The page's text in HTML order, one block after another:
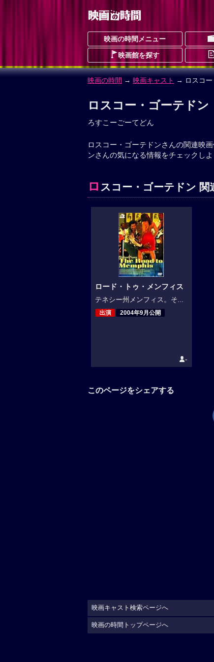
映画の時間メニュー
映画館を探す
映画の時間 → 映画キャスト → ロスコー
ロスコー・ゴーテドン
ろすこーごーてどん
ロスコー・ゴーテドンさんの関連映
ンさんの気になる情報をチェックしよ
ロ スコー・ゴーテドン 関
ロード・トゥ・メンフィス
テネシー州メンフィス。そ...
出演 2004年9月公開
-
このページをシェアする
映画キャスト検索ページへ
映画の時間トップページへ